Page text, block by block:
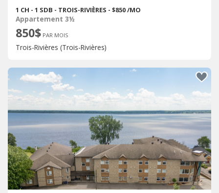
1 CH - 1 SDB - TROIS-RIVIÈRES - $850 /MO
Appartement 3½
850$ PAR MOIS
Trois-Rivières (Trois-Rivières)